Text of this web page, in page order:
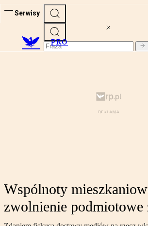
Serwisy
PRO
Wspólnoty
zwolnienie podmiotowe